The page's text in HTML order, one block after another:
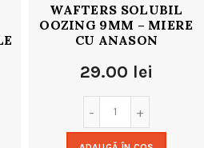
WAFTERS SOLUBIL
OOZING 9MM – MIERE
CU ANASON
29.00 lei